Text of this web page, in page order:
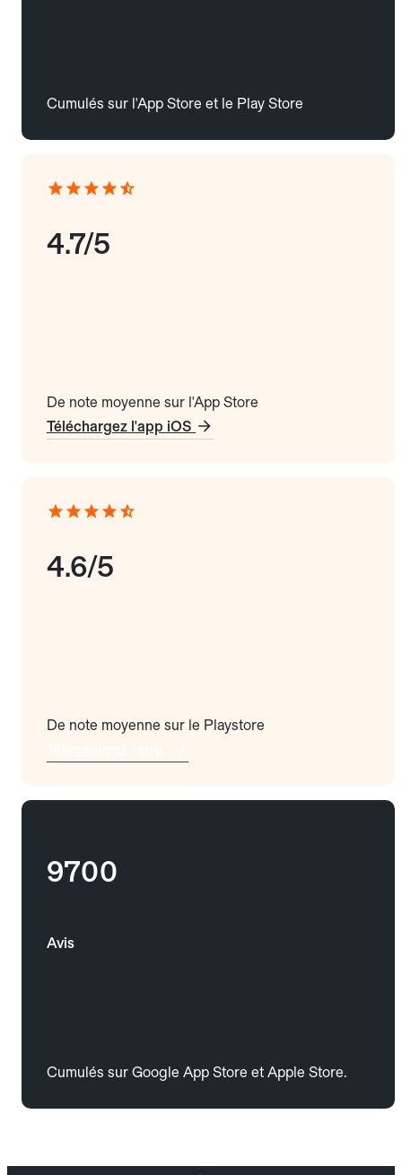
Cumulés sur l'App Store et le Play Store
4.7/5
De note moyenne sur l'App Store
Téléchargez l'app iOS
4.6/5
De note moyenne sur le Playstore
9700
Avis
Cumulés sur Google App Store et Apple Store.